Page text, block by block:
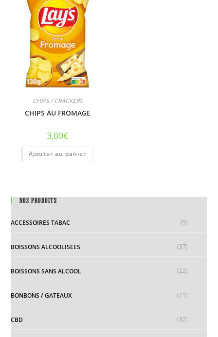
CHIPS / CRACKERS
CHIPS AU FROMAGE
3,00€
Ajouter au panier
NOS PRODUITS
ACCESSOIRES TABAC (5)
BOISSONS ALCOOLISEES (37)
BOISSONS SANS ALCOOL (22)
BONBONS / GATEAUX (21)
CBD (32)